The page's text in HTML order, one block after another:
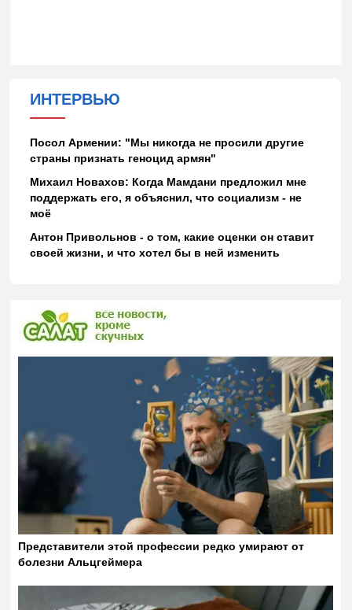
ИНТЕРВЬЮ
Посол Армении: "Мы никогда не просили другие
страны признать геноцид армян"
Михаил Новахов: Когда Мамдани предложил мне
поддержать его, я объяснил, что социализм - не
моё
Антон Привольнов - о том, какие оценки он ставит
своей жизни, и что хотел бы в ней изменить